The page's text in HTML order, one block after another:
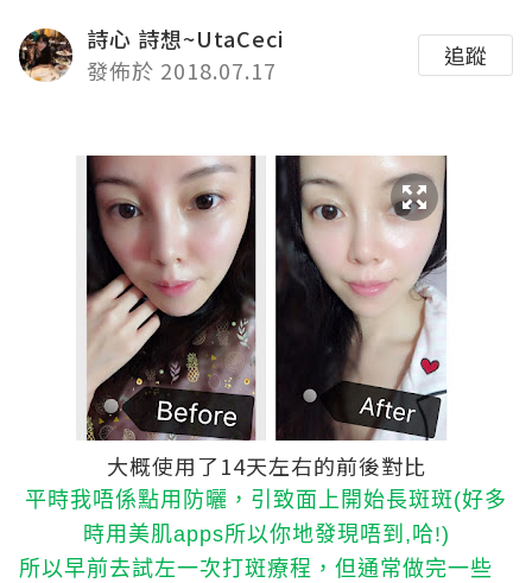
詩心 詩想~UtaCeci
發佈於 2018.07.17
追蹤
大概使用了14天左右的前後對比
平時我唔係點用防曬，引致面上開始長斑斑(好多
時用美肌apps所以你地發現唔到,哈!)
所以早前去試左一次打斑療程，但通常做完一些